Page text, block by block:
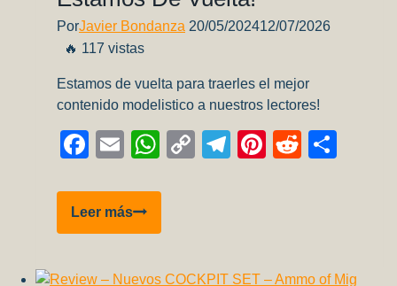
PorJavier Bondanza 20/05/202412/07/2026
🔥 117 vistas
Estamos de vuelta para traerles el mejor
contenido modelistico a nuestros lectores!
Facebook
EmailWhatsApp
CopyTelegram
Pinterest
Reddit
Leer másEstamos
de